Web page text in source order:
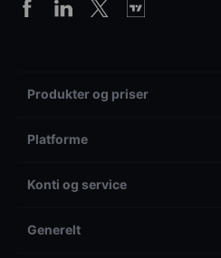
Produkter og priser
Platforme
Konti og service
Generelt